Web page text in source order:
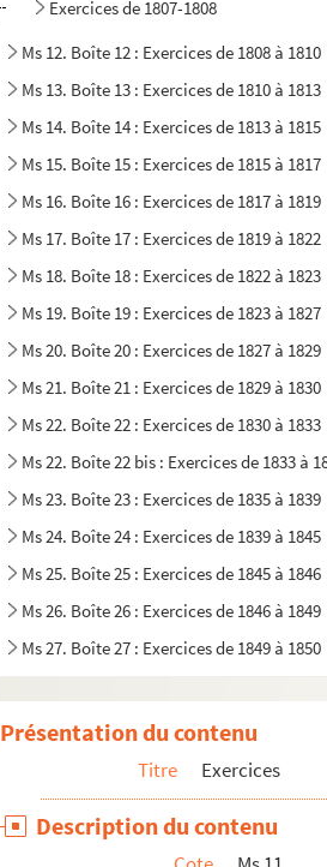
Exercices de 1807-1808
Ms 12. Boîte 12 : Exercices de 1808 à 1810
Ms 13. Boîte 13 : Exercices de 1810 à 1813
Ms 14. Boîte 14 : Exercices de 1813 à 1815
Ms 15. Boîte 15 : Exercices de 1815 à 1817
Ms 16. Boîte 16 : Exercices de 1817 à 1819
Ms 17. Boîte 17 : Exercices de 1819 à 1822
Ms 18. Boîte 18 : Exercices de 1822 à 1823
Ms 19. Boîte 19 : Exercices de 1823 à 1827
Ms 20. Boîte 20 : Exercices de 1827 à 1829
Ms 21. Boîte 21 : Exercices de 1829 à 1830
Ms 22. Boîte 22 : Exercices de 1830 à 1833
Ms 22. Boîte 22 bis : Exercices de 1833 à
Ms 23. Boîte 23 : Exercices de 1835 à 1839
Ms 24. Boîte 24 : Exercices de 1839 à 1845
Ms 25. Boîte 25 : Exercices de 1845 à 1846
Ms 26. Boîte 26 : Exercices de 1846 à 1849
Ms 27. Boîte 27 : Exercices de 1849 à 1850
Ms 29. Boîte 29 : Exercices de 1852 à 1854
Ms 30. Boîte 30 : Exercices de 1854 à 1857
Ms 31. Boîte 31 : Exercices de 1857 à 1859
Ms 32. Boîte 32 : Exercices de 1859 à 1860
Présentation du contenu
Titre Exercices
Description du contenu